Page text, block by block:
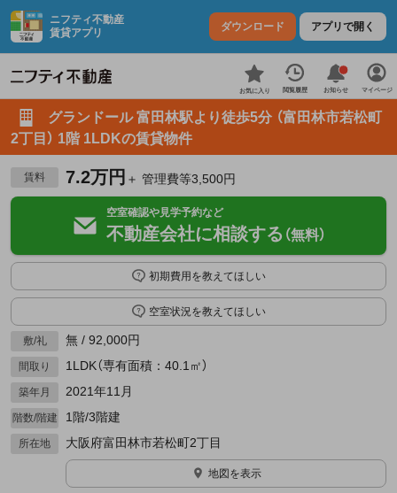
ニフティ不動産
賃貸アプリ
ダウンロード アプリで開く
お気に入り 閲覧履歴 お知らせ マイページ
グランドール 富田林駅より徒歩5分 （富田林市若松町
2丁目） 1階 1LDKの賃貸物件
賃料 7.2万円 ＋ 管理費等3,500円
空室確認や見学予約など
不動産会社に相談する （無料）
初期費用を教えてほしい
空室状況を教えてほしい
敷/礼 無 / 92,000円
間取り 1LDK（専有面積：40.1㎡）
築年月 2021年11月
階数/階建 1階/3階建
所在地 大阪府富田林市若松町2丁目
地図を表示